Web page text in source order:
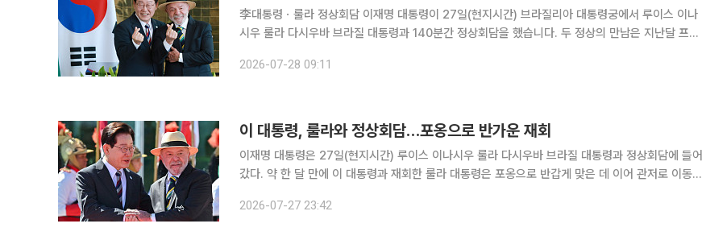
李대통령ㆍ룰라 정상회담 이재명 대통령이 27일(현지시간) 브라질리아 대통령궁에서 루이스 이나
시우 룰라 다시우바 브라질 대통령과 140분간 정상회담을 했습니다. 두 정상의 만남은 지난달 프랑
도착한 이 대통령을 포옹으로 맞았고, 회담에서는 브라질의 희토류 등
2026-07-28 09:11
이 대통령, 룰라와 정상회담…포옹으로 반가운 재회
이재명 대통령은 27일(현지시간) 루이스 이나시우 룰라 다시우바 브라질 대통령과 정상회담에 들어
갔다. 약 한 달 만에 이 대통령과 재회한 룰라 대통령은 포옹으로 반갑게 맞은 데 이어 관저로 이동하
기병대 6명의 호위를 받으며 브라질리아 대통령 관저 앞 광장
2026-07-27 23:42